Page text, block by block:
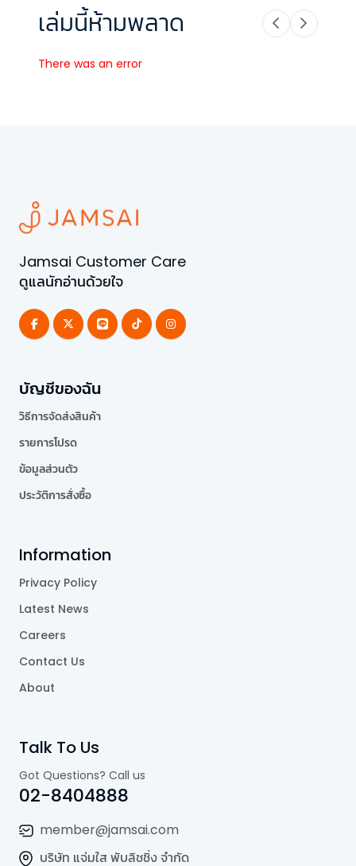
เล่มนี้ห้ามพลาด
There was an error
Jamsai Customer Care
ดูแลนักอ่านด้วยใจ
บัญชีของฉัน
วิธีการจัดส่งสินค้า
รายการโปรด
ข้อมูลส่วนตัว
ประวัติการสั่งซื้อ
Information
Privacy Policy
Latest News
Careers
Contact Us
About
Talk To Us
Got Questions? Call us
02-8404888
member@jamsai.com
บริษัท แจ่มใส พับลิชชิ่ง จำกัด